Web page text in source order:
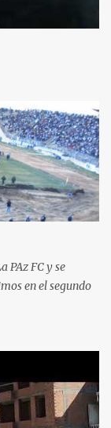
PAz FC y se
en el segundo